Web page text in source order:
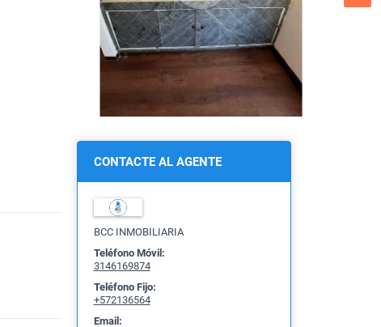
CONTACTE AL AGENTE
BCC INMOBILIARIA
Teléfono Móvil:
3146169874
Teléfono Fijo:
+572136564
Email: